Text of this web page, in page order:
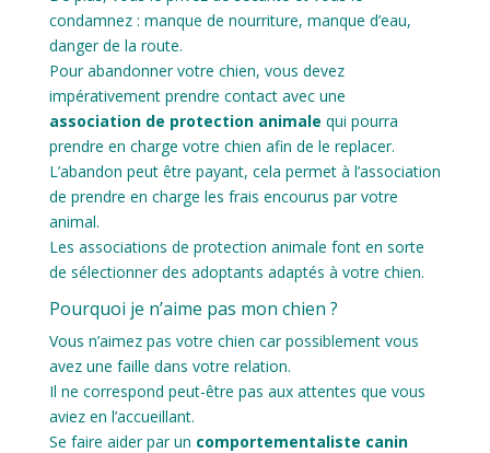
condamnez : manque de nourriture, manque d’eau,
danger de la route.
Pour abandonner votre chien, vous devez
impérativement prendre contact avec une
association de protection animale qui pourra
prendre en charge votre chien afin de le replacer.
L’abandon peut être payant, cela permet à l’association
de prendre en charge les frais encourus par votre
animal.
Les associations de protection animale font en sorte
de sélectionner des adoptants adaptés à votre chien.
Pourquoi je n’aime pas mon chien ?
Vous n’aimez pas votre chien car possiblement vous
avez une faille dans votre relation.
Il ne correspond peut-être pas aux attentes que vous
aviez en l’accueillant.
Se faire aider par un comportementaliste canin